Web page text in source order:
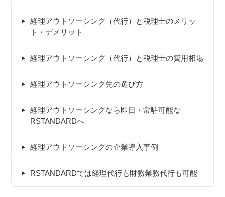
経理アウトソーシング（代行）と税理士のメリッ
ト・デメリット
経理アウトソーシング（代行）と税理士の費用相場
経理アウトソーシング先の選び方
経理アウトソーシングなら即日・常駐可能な
RSTANDARDへ
経理アウトソーシングの企業導入事例
RSTANDARDでは経理代行も財務業務代行も可能